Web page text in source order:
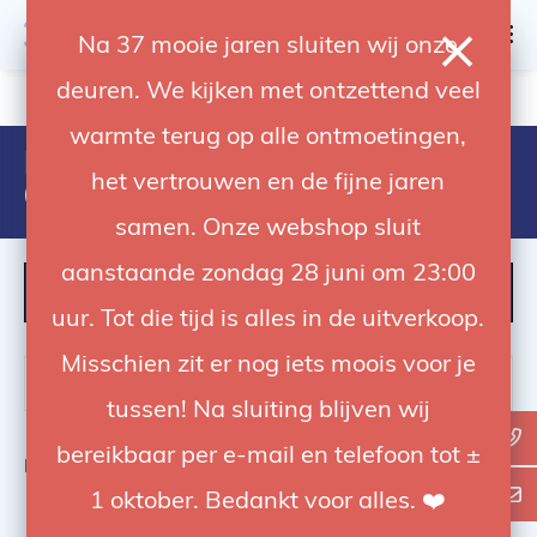
Na 37 mooie jaren sluiten wij onze
deuren. We kijken met ontzettend veel
warmte terug op alle ontmoetingen,
het vertrouwen en de fijne jaren
samen. Onze webshop sluit
aanstaande zondag 28 juni om 23:00
uur. Tot die tijd is alles in de uitverkoop.
Misschien zit er nog iets moois voor je
tussen! Na sluiting blijven wij
bereikbaar per e-mail en telefoon tot ±
1 oktober. Bedankt voor alles. ❤️
4.92 / 5 op trusted shops
Producten getagd met
6090928558510
Bekijk0 van de 0 producten